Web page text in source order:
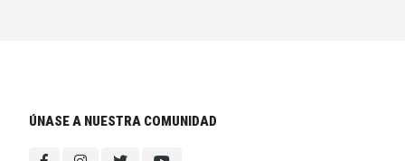
ÚNASE A NUESTRA COMUNIDAD